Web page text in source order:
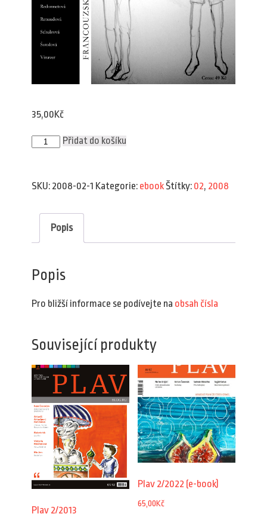
35,00Kč
Plav
2/2008
Přidat do košíku
SKU: 2008-02-1 Kategorie: ebookŠtítky: 02, 2008
Popis
Popis
Pro bližší informace se podívejte na obsah čísla
Související produkty
Plav 2/2013
Plav 2/2022 (e-book)
65,00Kč